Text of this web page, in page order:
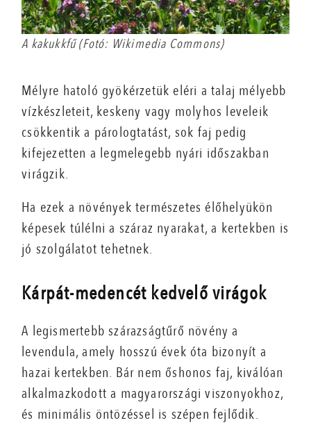
A kakukkfű (Fotó: Wikimedia Commons)
Mélyre hatoló gyökérzetük eléri a talaj mélyebb
vízkészleteit, keskeny vagy molyhos leveleik
csökkentik a párologtatást, sok faj pedig
kifejezetten a legmelegebb nyári időszakban
virágzik.
Ha ezek a növények természetes élőhelyükön
képesek túlélni a száraz nyarakat, a kertekben is
jó szolgálatot tehetnek.
Kárpát-medencét kedvelő virágok
A legismertebb szárazságtűrő növény a
levendula, amely hosszú évek óta bizonyít a
hazai kertekben. Bár nem őshonos faj, kiválóan
alkalmazkodott a magyarországi viszonyokhoz,
és minimális öntözéssel is szépen fejlődik.